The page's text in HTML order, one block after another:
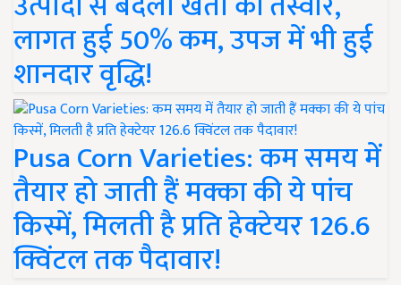
लागत हुई 50% कम, उपज में भी हुई
शानदार वृद्धि!
Pusa Corn Varieties: कम समय में
तैयार हो जाती हैं मक्का की ये पांच
किस्में, मिलती है प्रति हेक्टेयर 126.6
क्विंटल तक पैदावार!